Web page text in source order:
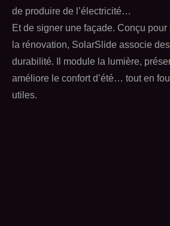
de produire de l’électricité…
Et de signer une façade. Conçu
la rénovation, SolarSlide associe
durabilité. Il module la lumière,
améliore le confort d’été… tout en
utiles.